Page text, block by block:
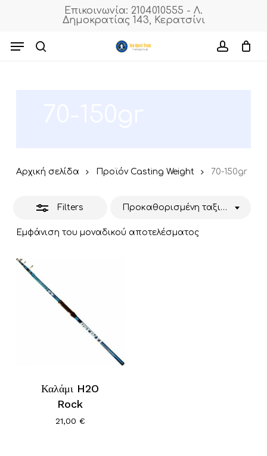
content
Επικοινωνία: 2104010555 - Λ.
Δημοκρατίας 143, Κερατσίνι
Menu
Cart
Αρχική σελίδα Προϊόν Casting Weight 70-150gr
Filters
Εμφάνιση του μοναδικού αποτελέσματος
Προκαθορισμένη ταξινόμηση
Filters
Καλάμι H2O
Rock
21,00 €